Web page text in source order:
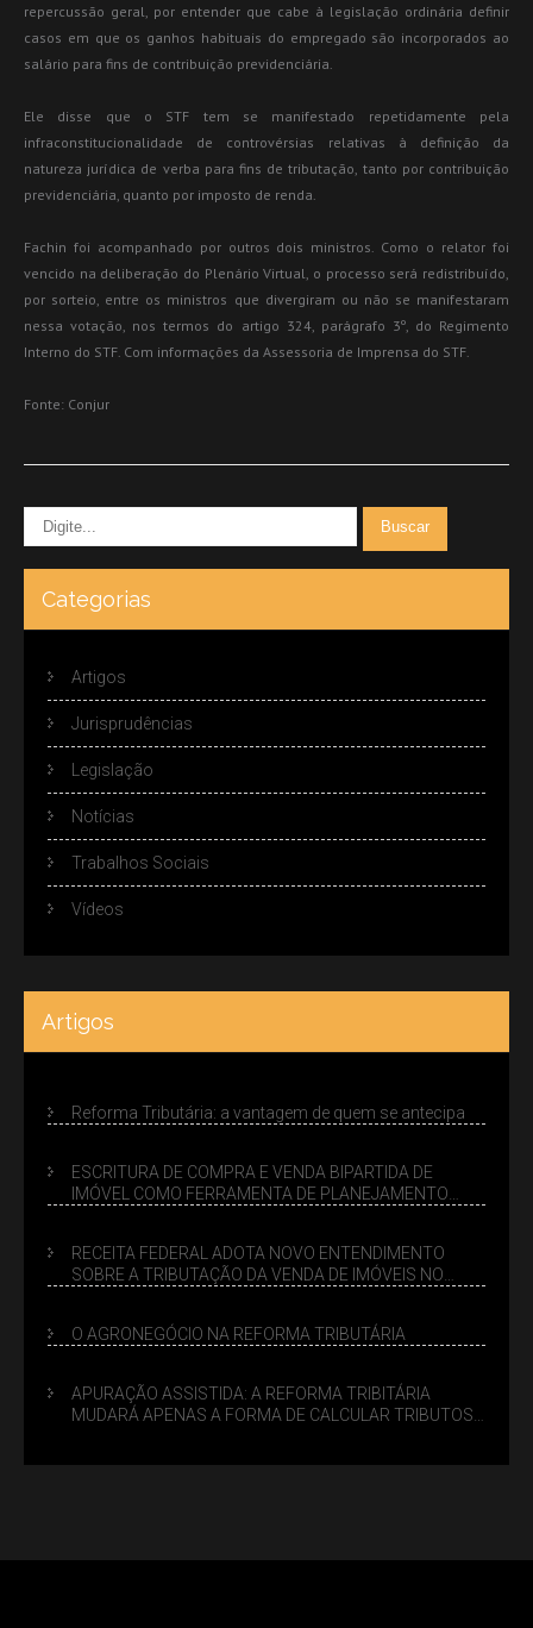
repercussão geral, por entender que cabe à legislação ordinária definir
casos em que os ganhos habituais do empregado são incorporados ao
salário para fins de contribuição previdenciária.
Ele disse que o STF tem se manifestado repetidamente pela
infraconstitucionalidade de controvérsias relativas à definição da
natureza jurídica de verba para fins de tributação, tanto por contribuição
previdenciária, quanto por imposto de renda.
Fachin foi acompanhado por outros dois ministros. Como o relator foi
vencido na deliberação do Plenário Virtual, o processo será redistribuído,
por sorteio, entre os ministros que divergiram ou não se manifestaram
nessa votação, nos termos do artigo 324, parágrafo 3º, do Regimento
Interno do STF. Com informações da Assessoria de Imprensa do STF.
Fonte: Conjur
Categorias
Artigos
Jurisprudências
Legislação
Notícias
Trabalhos Sociais
Vídeos
Artigos
Reforma Tributária: a vantagem de quem se antecipa
ESCRITURA DE COMPRA E VENDA BIPARTIDA DE
IMÓVEL COMO FERRAMENTA DE PLANEJAMENTO
RECEITA FEDERAL ADOTA NOVO ENTENDIMENTO
SOBRE A TRIBUTAÇÃO DA VENDA DE IMÓVEIS NO
O AGRONEGÓCIO NA REFORMA TRIBUTÁRIA
APURAÇÃO ASSISTIDA: A REFORMA TRIBITÁRIA
MUDARÁ APENAS A FORMA DE CALCULAR TRIBUTOS